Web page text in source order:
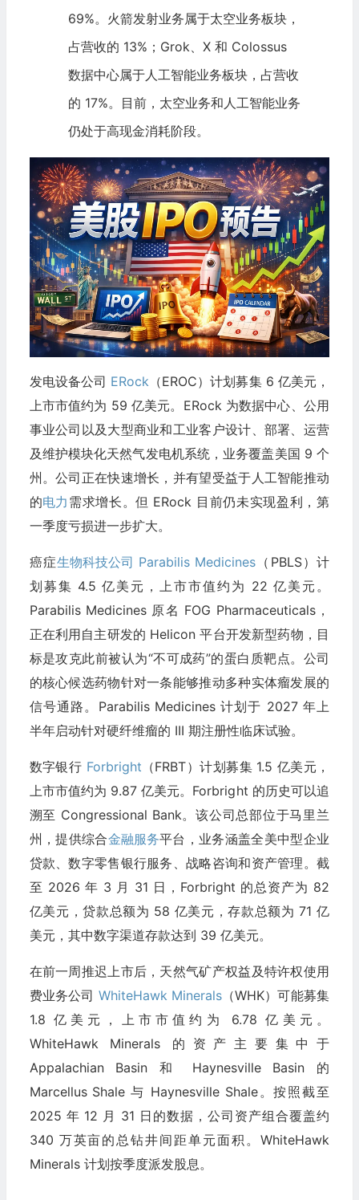
69%。火箭发射业务属于太空业务板块，
占营收的 13%；Grok、X 和 Colossus
数据中心属于人工智能业务板块，占营收
的 17%。目前，太空业务和人工智能业务
仍处于高现金消耗阶段。
发电设备公司 ERock （EROC）计划募集 6 亿美元，
上市市值约为 59 亿美元。ERock 为数据中心、公用
事业公司以及大型商业和工业客户设计、部署、运营
及维护模块化天然气发电机系统，业务覆盖美国 9 个
州。公司正在快速增长，并有望受益于人工智能推动
的电力 需求增长。但 ERock 目前仍未实现盈利，第
一季度亏损进一步扩大。
癌症生物科技公司 Parabilis Medicines （PBLS）计
划募集 4.5 亿美元，上市市值约为 22 亿美元。
Parabilis Medicines 原名 FOG Pharmaceuticals，
正在利用自主研发的 Helicon 平台开发新型药物，目
标是攻克此前被认为“不可成药”的蛋白质靶点。公司
的核心候选药物针对一条能够推动多种实体瘤发展的
信号通路。Parabilis Medicines 计划于 2027 年上
半年启动针对硬纤维瘤的 III 期注册性临床试验。
数字银行 Forbright （FRBT）计划募集 1.5 亿美元，
上市市值约为 9.87 亿美元。Forbright 的历史可以追
溯至 Congressional Bank。该公司总部位于马里兰
州，提供综合金融服务平台，业务涵盖全美中型企业
贷款、数字零售银行服务、战略咨询和资产管理。截
至 2026 年 3 月 31 日，Forbright 的总资产为 82
亿美元，贷款总额为 58 亿美元，存款总额为 71 亿
美元，其中数字渠道存款达到 39 亿美元。
在前一周推迟上市后，天然气矿产权益及特许权使用
费业务公司 WhiteHawk Minerals（WHK）可能募集
1.8 亿美元，上市市值约为 6.78 亿美元。
WhiteHawk Minerals 的资产主要集中于
Appalachian Basin 和 Haynesville Basin 的
Marcellus Shale 与 Haynesville Shale。按照截至
2025 年 12 月 31 日的数据，公司资产组合覆盖约
340 万英亩的总钻井间距单元面积。WhiteHawk
Minerals 计划按季度派发股息。